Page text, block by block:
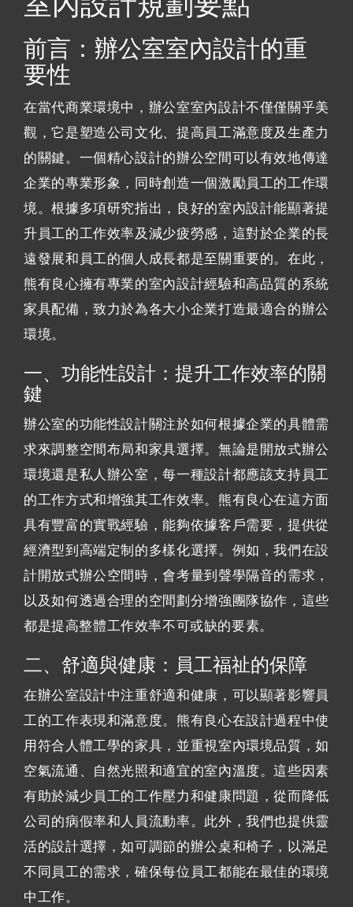
前言：辦公室室內設計的重
要性
在當代商業環境中，辦公室室內設計不僅僅關乎美
觀，它是塑造公司文化、提高員工滿意度及生產力
的關鍵。一個精心設計的辦公空間可以有效地傳達
企業的專業形象，同時創造一個激勵員工的工作環
境。根據多項研究指出，良好的室內設計能顯著提
升員工的工作效率及減少疲勞感，這對於企業的長
遠發展和員工的個人成長都是至關重要的。在此，
熊有良心擁有專業的室內設計經驗和高品質的系統
家具配備，致力於為各大小企業打造最適合的辦公
環境。
一、功能性設計：提升工作效率的關
鍵
辦公室的功能性設計關注於如何根據企業的具體需
求來調整空間布局和家具選擇。無論是開放式辦公
環境還是私人辦公室，每一種設計都應該支持員工
的工作方式和增強其工作效率。熊有良心在這方面
具有豐富的實戰經驗，能夠依據客戶需要，提供從
經濟型到高端定制的多樣化選擇。例如，我們在設
計開放式辦公空間時，會考量到聲學隔音的需求，
以及如何透過合理的空間劃分增強團隊協作，這些
都是提高整體工作效率不可或缺的要素。
二、舒適與健康：員工福祉的保障
在辦公室設計中注重舒適和健康，可以顯著影響員
工的工作表現和滿意度。熊有良心在設計過程中使
用符合人體工學的家具，並重視室內環境品質，如
空氣流通、自然光照和適宜的室內溫度。這些因素
有助於減少員工的工作壓力和健康問題，從而降低
公司的病假率和人員流動率。此外，我們也提供靈
活的設計選擇，如可調節的辦公桌和椅子，以滿足
不同員工的需求，確保每位員工都能在最佳的環境
中工作。